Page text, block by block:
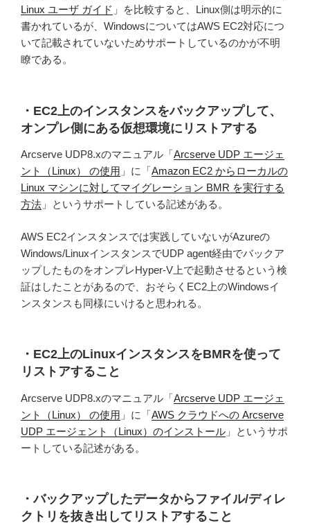
Linux ユーザ ガイド 」を比較すると、Linux側は明示的に
書かれているが、WindowsについてはAWS EC2対応につ
いて記載されていないためサポートしているのかが不明
瞭である。
・EC2上のインスタンスをバックアップして、
オンプレ側にある仮想環境にリストアする
Arcserve UDP8.xのマニュアル「Arcserve UDP エージェ
ント（Linux） の使用 」に「Amazon EC2 からローカルの
Linux マシンに対してマイグレーション BMR を実行する
方法 」というサポートしている記述がある。
AWS EC2インスタンスでは実践していないがAzureの
Windows/LinuxインスタンスでUDP agent経由でバックア
ップしたものをオンプレHyper-V上で起動させるという検
証はしたことがあるので、おそらくEC2上のWindowsイ
ンスタンスも同様にいけると思われる。
・EC2上のLinuxインスタンスをBMRを使って
リストアすること
Arcserve UDP8.xのマニュアル「Arcserve UDP エージェ
ント（Linux） の使用 」に「AWS クラウドへの Arcserve
UDP エージェント（Linux）のインストール 」というサポ
ートしている記述がある。
・バックアップしたデータからファイル/ディレ
クトリを抜き出してリストアすること